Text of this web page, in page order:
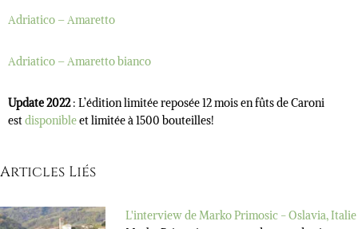
Adriatico – Amaretto
Adriatico – Amaretto bianco
Update 2022: L’édition limitée reposée 12 mois en fûts de Caroni
estdisponibleet limitée à 1500 bouteilles!
Articles Liés
L'interview de Marko Primosic - Oslavia, Italie